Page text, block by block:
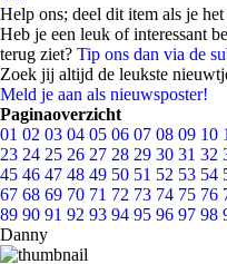
Help ons; deel dit item als je
Heb je een leuk of interessant
terug ziet? Tip ons dan via de
Zoek jij altijd de leukste
Meld je aan als nieuwsposter!
Paginaoverzicht
01 02 03 04 05 06 07 08 09 10
23 24 25 26 27 28 29 30 31 32
45 46 47 48 49 50 51 52 53 54
67 68 69 70 71 72 73 74 75 76
89 90 91 92 93 94 95 96 97 98
Danny